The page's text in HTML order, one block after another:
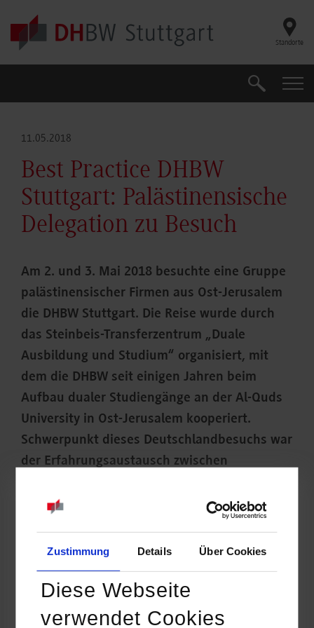
Zustimmung Details Über Cookies
Diese Webseite
verwendet Cookies
Skip to main content
Standorte
Suche
11.05.2018
Best Practice DHBW
Stuttgart: Palästinensische
Delegation zu Besuch
Am 2. und 3. Mai 2018 besuchte eine Gruppe
palästinensischer Firmen aus Ost-Jerusalem
die DHBW Stuttgart. Die Reise wurde durch
das Steinbeis-Transferzentrum „Duale
Ausbildung und Studium“ organisiert, mit
dem die DHBW seit einigen Jahren beim
Aufbau dualer Studiengänge an der Al-Quds
University in Ost-Jerusalem kooperiert.
Schwerpunkt dieses Deutschlandbesuchs war
der Erfahrungsaustausch zwischen
Partnern in den Studiengängen BWL-Bank